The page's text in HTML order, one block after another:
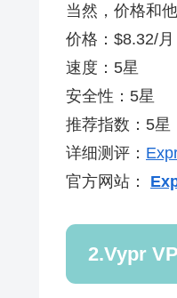
当然，价格和
价格：$8.32/月
速度：5星
安全性：5星
推荐指数：5星
详细测评：
官方网站：
2.Vypr